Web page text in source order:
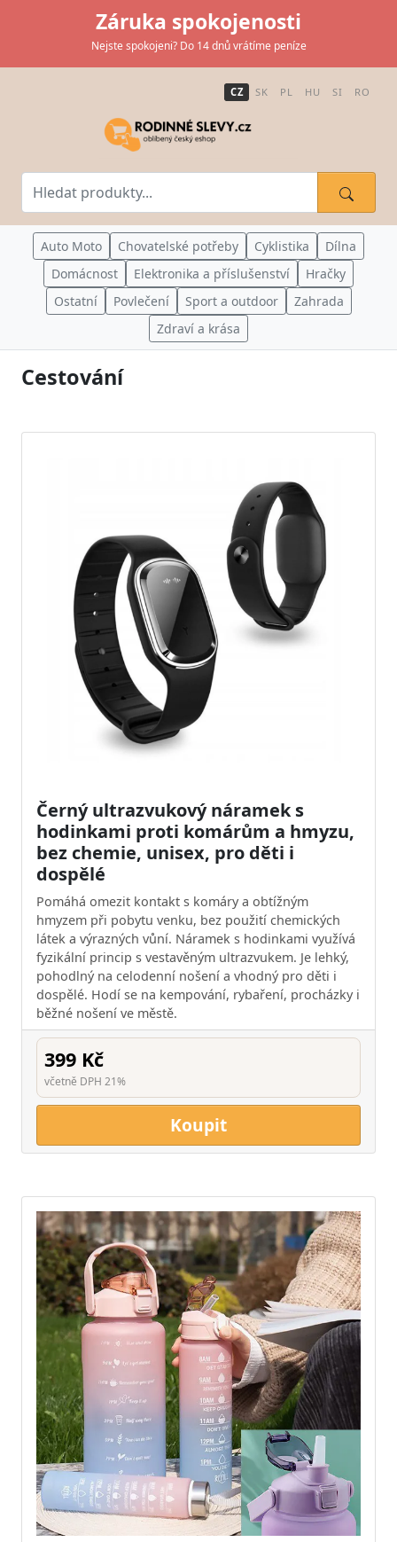
Záruka spokojenosti
Nejste spokojeni? Do 14 dnů vrátíme peníze
CZ SK PL HU SI RO
Auto Moto Chovatelské potřeby Cyklistika
Dílna
Domácnost
Elektronika a příslušenství
Hračky
Ostatní
Povlečení Sport a outdoor
Zahrada
Zdraví a krása
Cestování
Černý ultrazvukový náramek s
hodinkami proti komárům a hmyzu,
bez chemie, unisex, pro děti i
dospělé
Pomáhá omezit kontakt s komáry a obtížným
hmyzem při pobytu venku, bez použití chemických
látek a výrazných vůní. Náramek s hodinkami využívá
fyzikální princip s vestavěným ultrazvukem. Je lehký,
pohodlný na celodenní nošení a vhodný pro děti i
dospělé. Hodí se na kempování, rybaření, procházky i
běžné nošení ve městě.
399 Kč
včetně DPH 21%
Koupit